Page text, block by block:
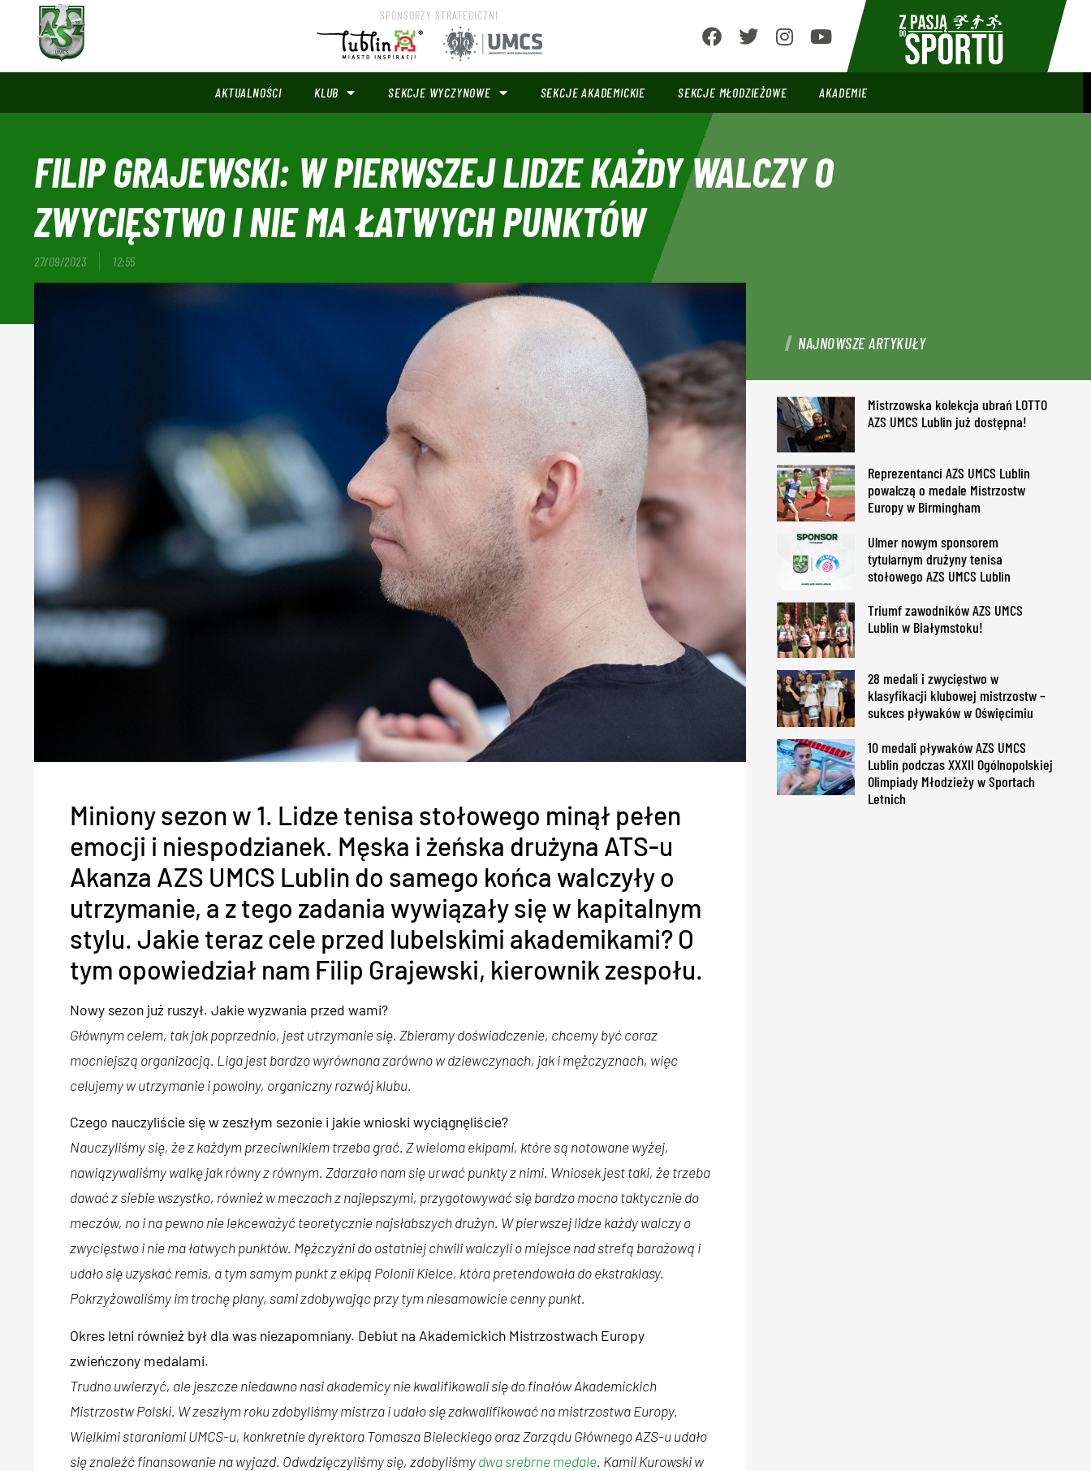
SPONSORZY STRATEGICZNI
AKTUALNOŚCI KLUB SEKCJE WYCZYNOWE SEKCJE AKADEMICKIE SEKCJE MŁODZIEŻOWE AKADEMIE
FILIP GRAJEWSKI: W PIERWSZEJ LIDZE KAŻDY WALCZY O
ZWYCIĘSTWO I NIE MA ŁATWYCH PUNKTÓW
27/09/2023 12:55
Miniony sezon w 1. Lidze tenisa stołowego minął pełen
emocji i niespodzianek. Męska i żeńska drużyna ATS-u
Akanza AZS UMCS Lublin do samego końca walczyły o
utrzymanie, a z tego zadania wywiązały się w kapitalnym
stylu. Jakie teraz cele przed lubelskimi akademikami? O
tym opowiedział nam Filip Grajewski, kierownik zespołu.
Nowy sezon już ruszył. Jakie wyzwania przed wami?
Głównym celem, tak jak poprzednio, jest utrzymanie się. Zbieramy doświadczenie, chcemy być coraz
mocniejszą organizacją. Liga jest bardzo wyrównana zarówno w dziewczynach, jak i mężczyznach, więc
celujemy w utrzymanie i powolny, organiczny rozwój klubu.
Czego nauczyliście się w zeszłym sezonie i jakie wnioski wyciągnęliście?
Nauczyliśmy się, że z każdym przeciwnikiem trzeba grać. Z wieloma ekipami, które są notowane wyżej,
nawiązywaliśmy walkę jak równy z równym. Zdarzało nam się urwać punkty z nimi. Wniosek jest taki, że trzeba
dawać z siebie wszystko, również w meczach z najlepszymi, przygotowywać się bardzo mocno taktycznie do
meczów, no i na pewno nie lekceważyć teoretycznie najsłabszych drużyn. W pierwszej lidze każdy walczy o
zwycięstwo i nie ma łatwych punktów. Mężczyźni do ostatniej chwili walczyli o miejsce nad strefą barażową i
udało się uzyskać remis, a tym samym punkt z ekipą Polonii Kielce, która pretendowała do ekstraklasy.
Pokrzyżowaliśmy im trochę plany, sami zdobywając przy tym niesamowicie cenny punkt.
Okres letni również był dla was niezapomniany. Debiut na Akademickich Mistrzostwach Europy
zwieńczony medalami.
Trudno uwierzyć, ale jeszcze niedawno nasi akademicy nie kwalifikowali się do finałów Akademickich
Mistrzostw Polski. W zeszłym roku zdobyliśmy mistrza i udało się zakwalifikować na mistrzostwa Europy.
Wielkimi staraniami UMCS-u, konkretnie dyrektora Tomasza Bieleckiego oraz Zarządu Głównego AZS-u udało
się znaleźć finansowanie na wyjazd. Odwdzięczyliśmy się, zdobyliśmydwa srebrne medale. Kamil Kurowski w
NAJNOWSZE ARTYKUŁY
Mistrzowska kolekcja ubrań LOTTO
AZS UMCS Lublin już dostępna!
Reprezentanci AZS UMCS Lublin
powalczą o medale Mistrzostw
Europy w Birmingham
Ulmer nowym sponsorem
tytularnym drużyny tenisa
stołowego AZS UMCS Lublin
Triumf zawodników AZS UMCS
Lublin w Białymstoku!
28 medali i zwycięstwo w
klasyfikacji klubowej mistrzostw –
sukces pływaków w Oświęcimiu
10 medali pływaków AZS UMCS
Lublin podczas XXXII Ogólnopolskiej
Olimpiady Młodzieży w Sportach
Letnich